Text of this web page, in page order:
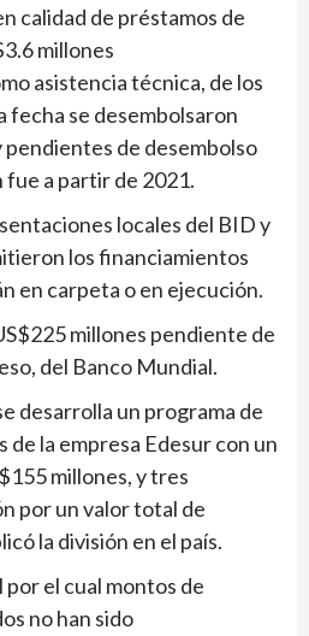
calidad de préstamos de
millones
asistencia técnica, de los
fecha se desembolsaron
pendientes de desembolso
a partir de 2021.
locales del BID y
los financiamientos
en carpeta o en ejecución.
millones pendiente de
del Banco Mundial.
desarrolla un programa de
de la empresa Edesur con un
millones, y tres
por un valor total de
la división en el país.
por el cual montos de
no han sido